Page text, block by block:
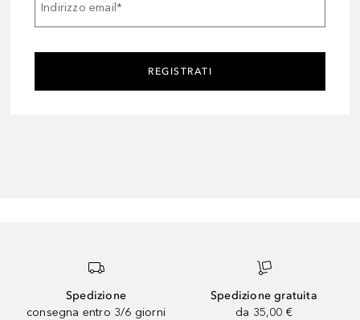
Indirizzo email*
REGISTRATI
Spedizione
consegna entro 3/6 giorni
Spedizione gratuita
da 35,00 €